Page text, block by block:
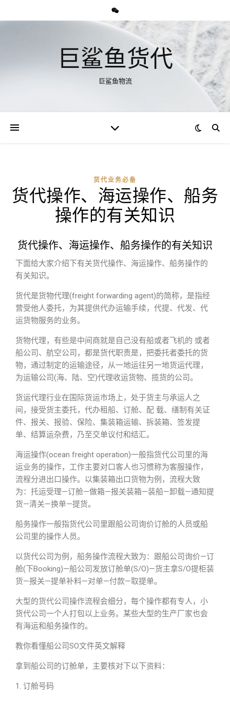
巨鲨鱼货代
巨鲨鱼物流
货代业务必备
货代操作、海运操作、船务
操作的有关知识
货代操作、海运操作、船务操作的有关知识
下面给大家介绍下有关货代操作、海运操作、船务操作的
有关知识。
货代是货物代理(freight forwarding agent)的简称，是指经
营受他人委托，为其提供代办运输手续，代提、代发、代
运货物服务的业务。
货物代理，有些是中间商就是自己没有船或者飞机的 或者
船公司、航空公司，都是货代职责是，把委托者委托的货
物，通过制定的运输途径，从一地运往另一地货运代理，
为运输公司(海、陆、空)代理收运货物、揽货的公司。
货运代理行业在国际货运市场上，处于货主与承运人之
间，接受货主委托，代办租船、订舱、配 载、缮制有关证
件、报关、报验、保险、集装箱运输、拆装箱、签发提
单、结算运杂费，乃至交单议付和结汇。
海运操作(ocean freight operation)一般指货代公司里的海
运业务的操作，工作主要对口客人也习惯称为客服操作，
流程分进出口操作。以集装箱出口货物为例，流程大致
为：托运受理—订舱—做箱—报关装箱—装船—卸载—通知提
货—清关—换单—提货。
船务操作一般指货代公司里跟船公司询价订舱的人员或船
公司里的操作人员。
以货代公司为例，船务操作流程大致为：跟船公司询价—订
舱(下Booking)—船公司发放订舱单(S/O)—货主拿S/O提柜装
货—报关—提单补料—对单—付款—取提单。
大型的货代公司操作流程会细分，每个操作都有专人，小
货代公司一个人打包以上业务。某些大型的生产厂家也会
有海运和船务操作的。
教你看懂船公司SO文件英文解释
拿到船公司的订舱单，主要核对下以下资料：
1. 订舱号码